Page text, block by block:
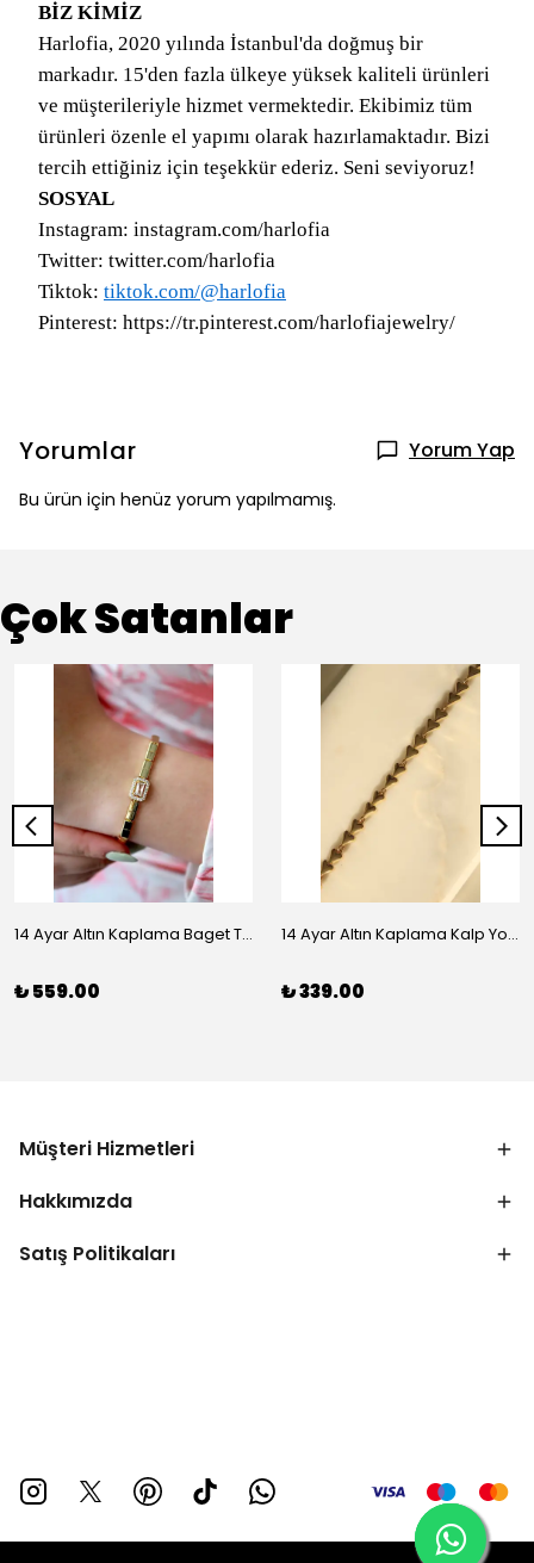
BİZ KİMİZ
Harlofia, 2020 yılında İstanbul'da doğmuş bir
markadır. 15'den fazla ülkeye yüksek kaliteli ürünleri
ve müşterileriyle hizmet vermektedir. Ekibimiz tüm
ürünleri özenle el yapımı olarak hazırlamaktadır. Bizi
tercih ettiğiniz için teşekkür ederiz. Seni seviyoruz!
SOSYAL
Instagram: instagram.com/harlofia
Twitter: twitter.com/harlofia
Tiktok: tiktok.com/@harlofia
Pinterest: https://tr.pinterest.com/harlofiajewelry/
Yorumlar Yorum Yap
Bu ürün için henüz yorum yapılmamış.
Çok Satanlar
14 Ayar Altın Kaplama Baget Taşlı Vip Bileklik
₺ 559.00
14 Ayar Altın Kaplama Kalp Yolu Bileklik
₺ 339.00
Müşteri Hizmetleri
Hakkımızda
Satış Politikaları